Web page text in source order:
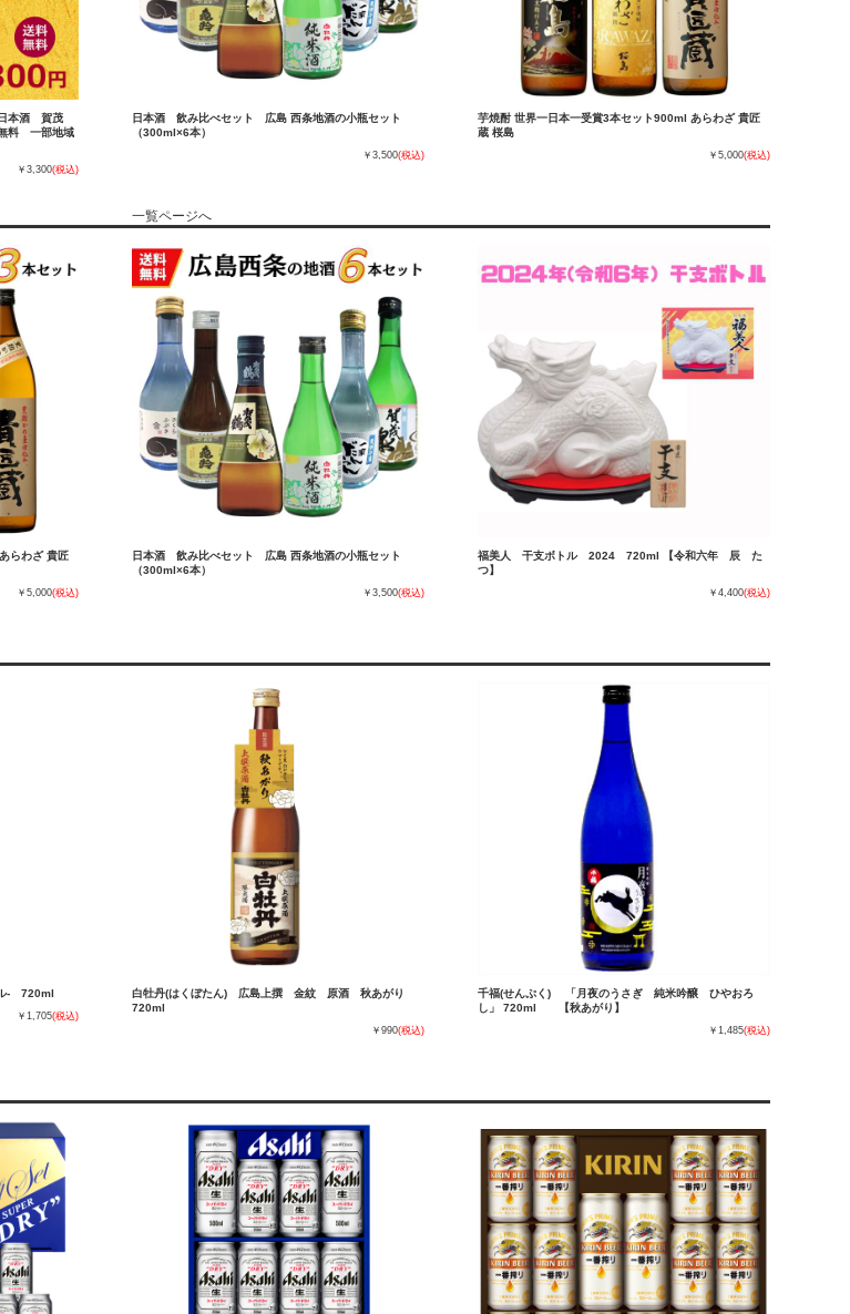
本酒 賀茂
料 一部地域
￥3,300(税込)
日本酒 飲み比べセット 広島 西条地酒の小瓶セット
（300ml×6本）
￥3,500(税込)
芋焼酎 世界一日本一受賞3本セット900ml あらわざ 貴匠
蔵 桜島
￥5,000(税込)
一覧ページへ
らわざ 貴匠
￥5,000(税込)
日本酒 飲み比べセット 広島 西条地酒の小瓶セット
（300ml×6本）
￥3,500(税込)
福美人 干支ボトル 2024 720ml 【令和六年 辰 た
つ】
￥4,400(税込)
- 720ml
￥1,705(税込)
白牡丹(はくぼたん) 広島上撰 金紋 原酒 秋あがり
720ml
￥990(税込)
千福(せんぷく) 「月夜のうさぎ 純米吟醸 ひやおろ
し」 720ml 【秋あがり】
￥1,485(税込)